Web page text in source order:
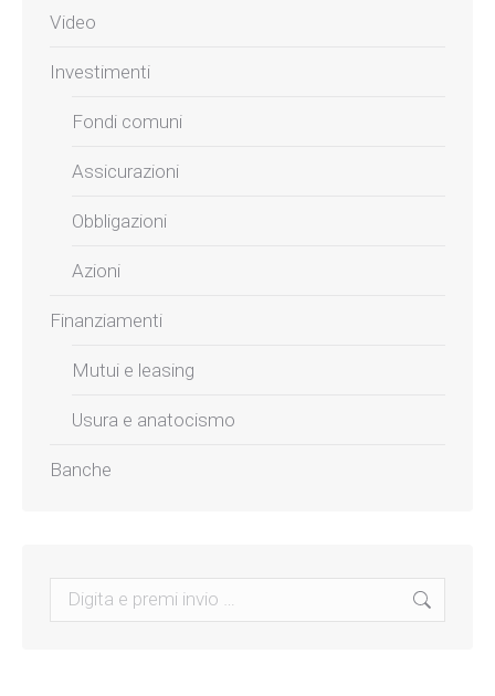
Video
Investimenti
Fondi comuni
Assicurazioni
Obbligazioni
Azioni
Finanziamenti
Mutui e leasing
Usura e anatocismo
Banche
Search: